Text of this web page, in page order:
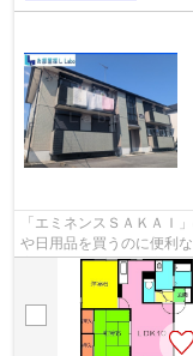
「エミネンスＳＡＫＡＩ
や日用品を買うのに便利
室乾燥機・洗面所独立な